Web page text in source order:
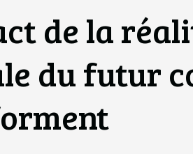
de la
du futur